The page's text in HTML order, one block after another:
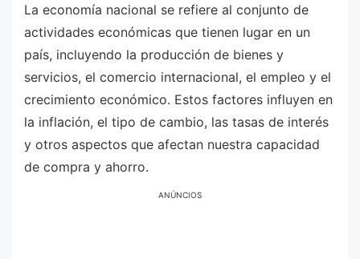
La economía nacional se refiere al conjunto de
actividades económicas que tienen lugar en un
país, incluyendo la producción de bienes y
servicios, el comercio internacional, el empleo y el
crecimiento económico. Estos factores influyen en
la inflación, el tipo de cambio, las tasas de interés
y otros aspectos que afectan nuestra capacidad
de compra y ahorro.
ANÚNCIOS